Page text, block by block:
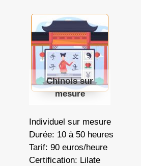
Chinois sur
mesure
Individuel sur mesure
Durée: 10 à 50 heures
Tarif: 90 euros/heure
Certification: Lilate